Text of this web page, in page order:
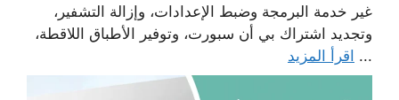
غير خدمة البرمجة وضبط الإعدادات، وإزالة التشفير،
وتجديد اشتراك بي أن سبورت، وتوفير الأطباق اللاقطة،
... اقرأ المزيد